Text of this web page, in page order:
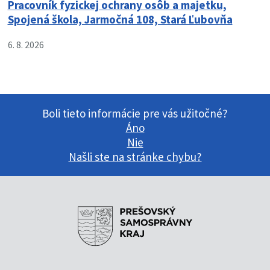
Pracovník fyzickej ochrany osôb a majetku,
Spojená škola, Jarmočná 108, Stará Ľubovňa
6. 8. 2026
Boli tieto informácie pre vás užitočné?
Áno
Nie
Našli ste na stránke chybu?